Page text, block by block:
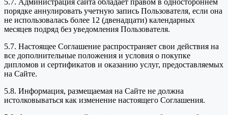
порядке аннулировать учетную запись Пользователя, если она
не использовалась более 12 (двенадцати) календарных
месяцев подряд без уведомления Пользователя.
5.7. Настоящее Соглашение распространяет свои действия на
все дополнительные положения и условия о покупке
дипломов и сертификатов и оказанию услуг, предоставляемых
на Сайте.
5.8. Информация, размещаемая на Сайте не должна
истолковываться как изменение настоящего Соглашения.